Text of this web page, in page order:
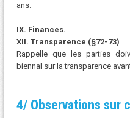
ans.
IX. Finances.
XII. Transparence (§72-73)
Rappelle que les parties
biennal sur la transparence
4/ Observations sur